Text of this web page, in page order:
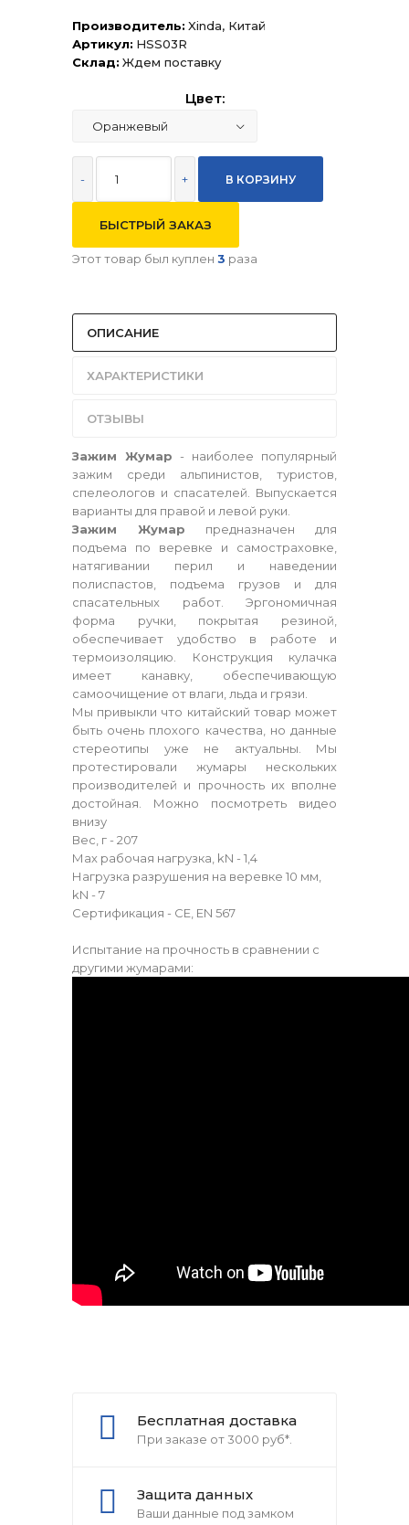
Производитель: Xinda, Китай
Артикул: HSS03R
Склад: Ждем поставку
Цвет:
- +
БЫСТРЫЙ ЗАКАЗ
Этот товар был куплен 3 раза
ОПИСАНИЕ
ХАРАКТЕРИСТИКИ
ОТЗЫВЫ
Зажим Жумар - наиболее популярный
зажим среди альпинистов, туристов,
спелеологов и спасателей. Выпускается
варианты для правой и левой руки.
Зажим Жумар предназначен для
подъема по веревке и самостраховке,
натягивании перил и наведении
полиспастов, подъема грузов и для
спасательных работ. Эргономичная
форма ручки, покрытая резиной,
обеспечивает удобство в работе и
термоизоляцию. Конструкция кулачка
имеет канавку, обеспечивающую
самоочищение от влаги, льда и грязи.
Мы привыкли что китайский товар может
быть очень плохого качества, но данные
стереотипы уже не актуальны. Мы
протестировали жумары нескольких
производителей и прочность их вполне
достойная. Можно посмотреть видео
внизу
Вес, г - 207
Мах рабочая нагрузка, kN - 1,4
Нагрузка разрушения на веревке 10 мм,
kN - 7
Сертификация - CE, EN 567
Испытание на прочность в сравнении с
другими жумарами:
Бесплатная доставка
При заказе от 3000 руб*.
Защита данных
Ваши данные под замком